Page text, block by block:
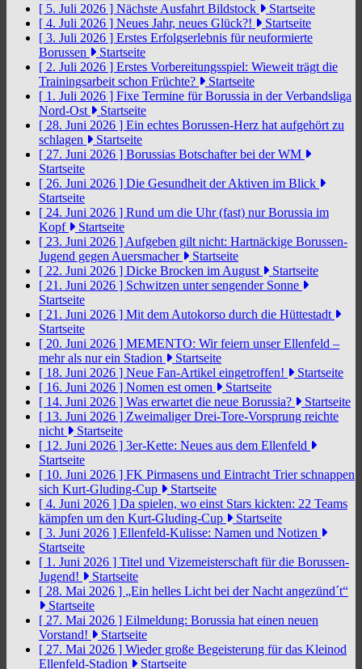
[ 5. Juli 2026 ] Nächste Ausfahrt Bildstock
Startseite
[ 4. Juli 2026 ] Neues Jahr, neues Glück?!
Startseite
[ 3. Juli 2026 ] Erstes Erfolgserlebnis für neuformierte
Borussen
Startseite
[ 2. Juli 2026 ] Erstes Vorbereitungsspiel: Wieweit trägt die
Trainingsarbeit schon Früchte?
Startseite
[ 1. Juli 2026 ] Fixe Termine für Borussia in der Verbandsliga
Nord-Ost
Startseite
[ 28. Juni 2026 ] Ein echtes Borussen-Herz hat aufgehört zu
schlagen
Startseite
[ 27. Juni 2026 ] Borussias Botschafter bei der WM
Startseite
[ 26. Juni 2026 ] Die Gesundheit der Aktiven im Blick
Startseite
[ 24. Juni 2026 ] Rund um die Uhr (fast) nur Borussia im
Kopf
Startseite
[ 23. Juni 2026 ] Aufgeben gilt nicht: Hartnäckige Borussen-
Jugend gegen Auersmacher
Startseite
[ 22. Juni 2026 ] Dicke Brocken im August
Startseite
[ 21. Juni 2026 ] Schwitzen unter sengender Sonne
Startseite
[ 21. Juni 2026 ] Mit dem Autokorso durch die Hüttestadt
Startseite
[ 20. Juni 2026 ] MEMENTO: Wir feiern unser Ellenfeld –
mehr als nur ein Stadion
Startseite
[ 18. Juni 2026 ] Neue Fan-Artikel eingetroffen!
Startseite
[ 16. Juni 2026 ] Nomen est omen
Startseite
[ 14. Juni 2026 ] Was erwartet die neue Borussia?
Startseite
[ 13. Juni 2026 ] Zweimaliger Drei-Tore-Vorsprung reichte
nicht
Startseite
[ 12. Juni 2026 ] 3er-Kette: Neues aus dem Ellenfeld
Startseite
[ 10. Juni 2026 ] FK Pirmasens und Eintracht Trier schnappen
sich Kurt-Gluding-Cup
Startseite
[ 4. Juni 2026 ] Da spielen, wo einst Stars kickten: 22 Teams
kämpfen um den Kurt-Gluding-Cup
Startseite
[ 3. Juni 2026 ] Ellenfeld-Kulisse: Namen und Notizen
Startseite
[ 1. Juni 2026 ] Titel und Vizemeisterschaft für die Borussen-
Jugend!
Startseite
[ 28. Mai 2026 ] „Ein helles Licht bei der Nacht angezünd´t“
Startseite
[ 27. Mai 2026 ] Eilmeldung: Borussia hat einen neuen
Vorstand!
Startseite
[ 27. Mai 2026 ] Wieder große Begeisterung für das Kleinod
Ellenfeld-Stadion
Startseite